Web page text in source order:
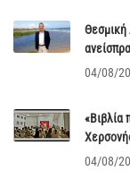
Θεσμική
04/08/
«Βιβλία
04/08/